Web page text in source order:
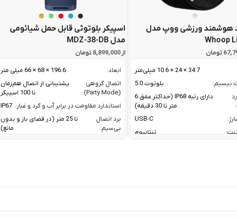
هوشمند ورزشی ووپ مدل
Whoop
34.7 × 24 × 10.6 میلی‌متر
بیسیم:
بلوتوث 5.0
دارای رتبه IP68 (حداکثر عمق 6
متر تا 30 دقیقه)
USB-C
تیتانیوم
اسپیکر بلوتوثی قابل حمل شیائومی
مدل MDZ-38-DB
از 8,899,000 تومان
ابعاد:
196.6 × 68 × 66 میلی متر
اتصال گروهی
(Party Mode):
پشتیبانی از اتصال هم‌زمان
تا 100 اسپیکر
استاندارد مقاومت در برابر آب و گرد و غبار: IP67
برد اتصال
بی‌سیم:
تا 25 متر (در فضای باز و بدون
مانع)
توان خروجی کل:
30 W